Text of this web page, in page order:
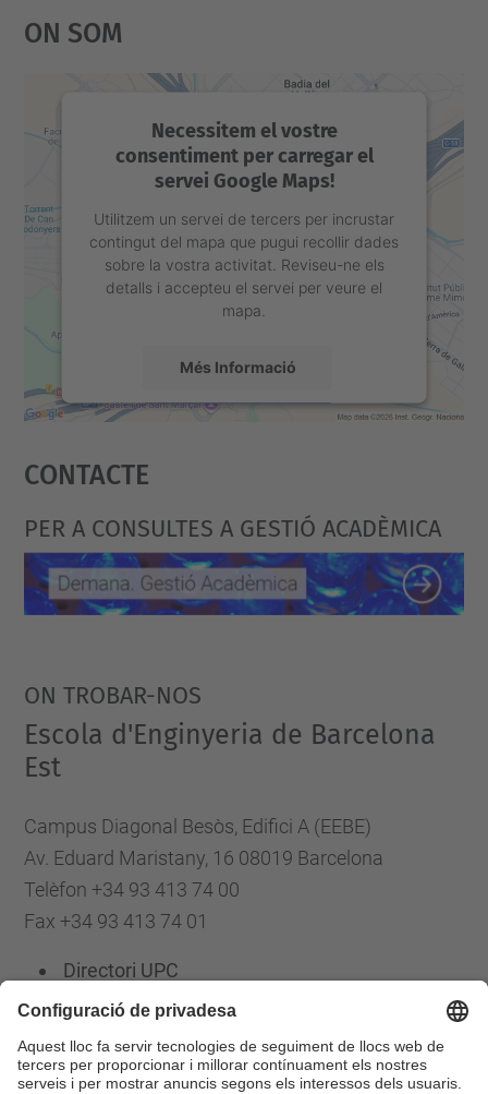
On Som
Necessitem el vostre
consentiment per carregar el
servei Google Maps!
Utilitzem un servei de tercers per incrustar
contingut del mapa que pugui recollir dades
sobre la vostra activitat. Reviseu-ne els
detalls i accepteu el servei per veure el
mapa.
Més Informació
powered by
Contacte
PER A CONSULTES A GESTIÓ ACADÈMICA
ON TROBAR-NOS
Escola d'Enginyeria de Barcelona
Est
Campus Diagonal Besòs, Edifici A (EEBE)
Av. Eduard Maristany, 16 08019 Barcelona
Telèfon +34 93 413 74 00
Fax +34 93 413 74 01
Directori UPC
Formulari de contacte